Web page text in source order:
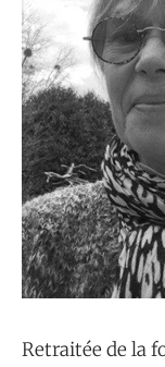
Retraitée de la